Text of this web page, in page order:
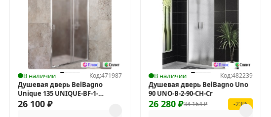
В наличии Код:471987
Душевая дверь BelBagno
Unique 135 UNIQUE-BF-1-
120/135-P-Cr
26 100₽
В наличии Код:482239
Душевая дверь BelBagno Uno
90 UNO-B-2-90-CH-Cr
34 164₽
26 280₽ -23%